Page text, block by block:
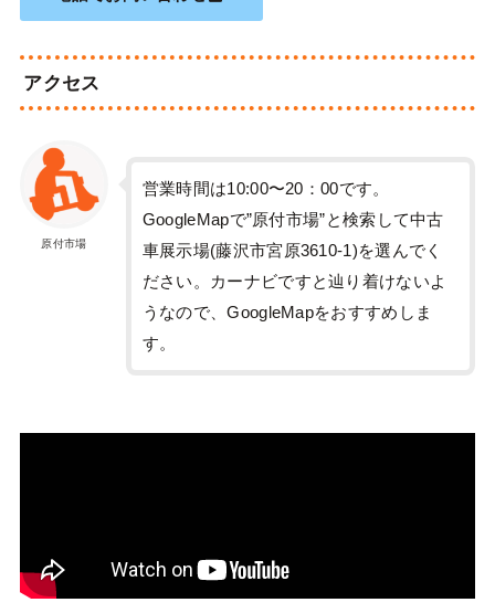
アクセス
原付市場
営業時間は10:00〜20：00です。
GoogleMapで”原付市場”と検索して中古
車展示場(藤沢市宮原3610-1)を選んでく
ださい。カーナビですと辿り着けないよ
うなので、GoogleMapをおすすめしま
す。